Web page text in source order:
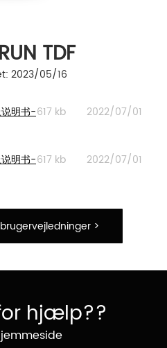
TDF
2023/05/16
明书-617 kb 2022/07/01
明书-617 kb 2022/07/01
>
hjælp??